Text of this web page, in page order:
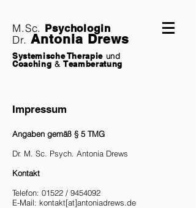
M.Sc. Psychologin
Dr. Antonia Drews
Systemische Therapie und
Coaching & Teamberatung
Impressum
Angaben gemäß § 5 TMG
Dr. M. Sc. Psych. Antonia Drews
Kontakt
Telefon: 01522 / 9454092
E-Mail: kontakt[at]antoniadrews.de